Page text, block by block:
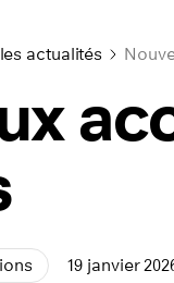
actualités
19 janvier